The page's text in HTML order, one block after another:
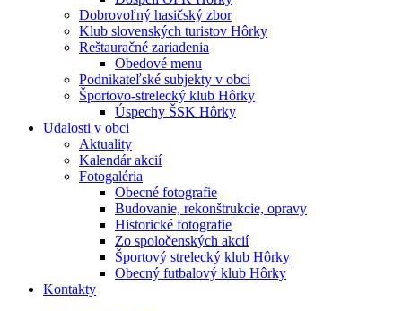
Dobrovoľný hasičský zbor
Klub slovenských turistov Hôrky
Reštauračné zariadenia
Obedové menu
Podnikateľské subjekty v obci
Športovo-strelecký klub Hôrky
Úspechy ŠSK Hôrky
Udalosti v obci
Aktuality
Kalendár akcií
Fotogaléria
Obecné fotografie
Budovanie, rekonštrukcie, opravy
Historické fotografie
Zo spoločenských akcií
Športový strelecký klub Hôrky
Obecný futbalový klub Hôrky
Kontakty